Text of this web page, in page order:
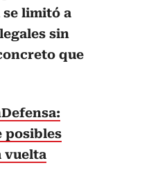
limitó a
sin
que
posibles
vuelta